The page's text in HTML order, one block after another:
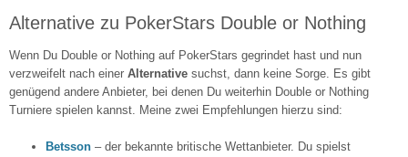
Alternative zu PokerStars Double or Nothing
Wenn Du Double or Nothing auf PokerStars gegrindet hast und nun
verzweifelt nach einer Alternative suchst, dann keine Sorge. Es gibt
genügend andere Anbieter, bei denen Du weiterhin Double or Nothing
Turniere spielen kannst. Meine zwei Empfehlungen hierzu sind:
Betsson – der bekannte britische Wettanbieter. Du spielst